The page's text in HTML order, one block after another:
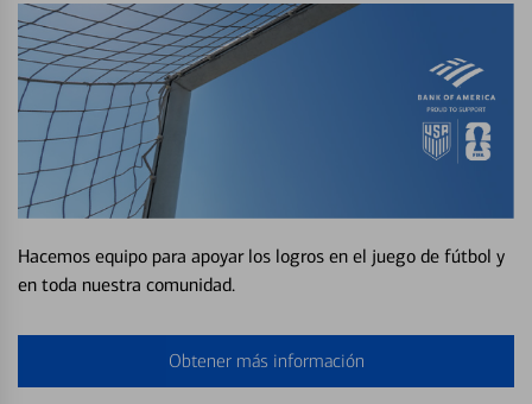
Hacemos equipo para apoyar los logros en el juego de fútbol y
en toda nuestra comunidad.
Obtener más información